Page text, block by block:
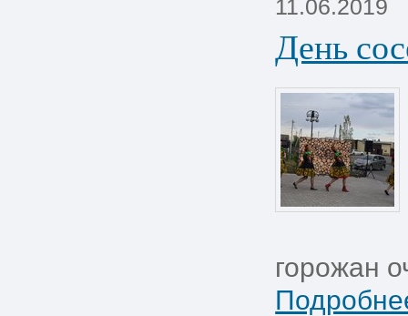
11.06.2019
День
горожан